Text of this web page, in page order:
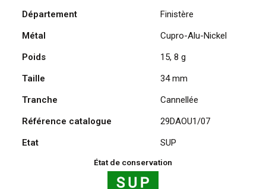
Département
Finistère
Métal
Cupro-Alu-Nickel
Poids
15, 8 g
Taille
34 mm
Tranche
Cannellée
Référence catalogue
29DAOU1/07
Etat
SUP
État de conservation